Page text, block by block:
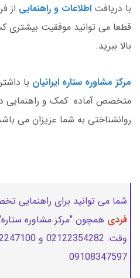
با دریافت اطلاعات و راهنمایی از
قطعا می توانید موفقیت بیشتری
بالا ببرید.
مرکز مشاوره ستاره ایرانیان با
متخصص آماده کمک و راهنمایی
روانشناختی به شما عزیزان می
شما می توانید برای راهنمایی
فردی همچون "مرکز مشاوره
09108347597